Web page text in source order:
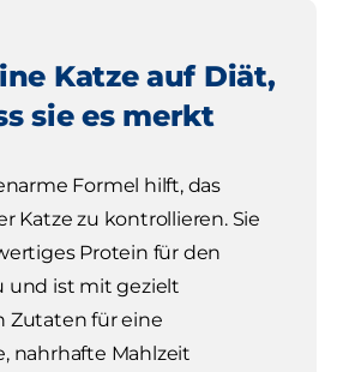
Katze auf Diät,
sie es merkt
Formel hilft, das
Katze zu kontrollieren. Sie
Protein für den
und ist mit gezielt
Zutaten für eine
nahrhafte Mahlzeit